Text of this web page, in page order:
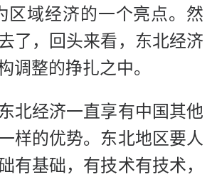
区域经济的一个亮点。然
了，回头来看，东北经济
调整的挣扎之中。
北经济一直享有中国其他
样的优势。东北地区要人
有基础，有技术有技术，